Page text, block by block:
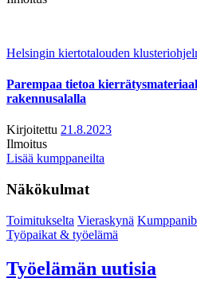
Helsingin kiertotalouden
Parempaa tietoa
rakennusalalla
Kirjoitettu 21.8.2023
Ilmoitus
Lisää kumppaneilta
Näkökulmat
Toimitukselta Vieraskynä
Työpaikat & työelämä
Työelämän uutisia